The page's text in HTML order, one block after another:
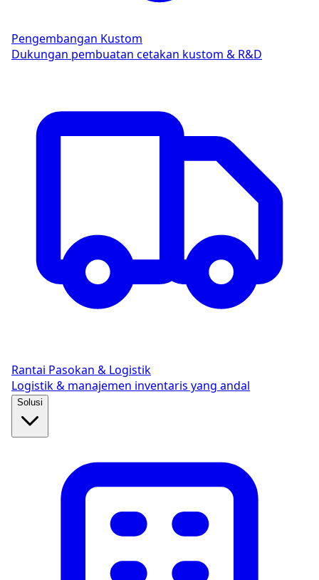
Pengembangan Kustom
Dukungan pembuatan cetakan kustom & R&D
Rantai Pasokan & Logistik
Logistik & manajemen inventaris yang andal
Solusi